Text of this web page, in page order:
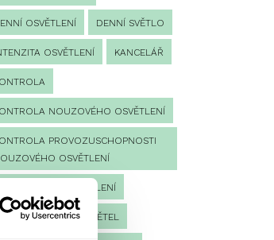
OSVĚTLENÍ DENNÍ SVĚTLO
OSVĚTLENÍ KANCELÁŘ
NOUZOVÉHO OSVĚTLENÍ
PROVOZUSCHOPNOSTI
OSVĚTLENÍ
NOUZOVÉ OSVĚTLENÍ
MĚŘENÍ SVĚTEL